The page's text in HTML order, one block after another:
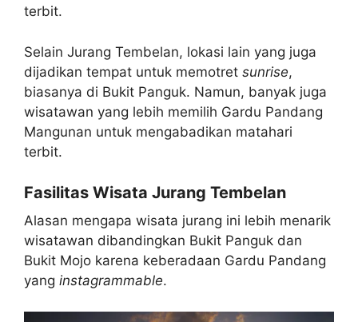
terbit.
Selain Jurang Tembelan, lokasi lain yang juga
dijadikan tempat untuk memotret sunrise,
biasanya di Bukit Panguk. Namun, banyak juga
wisatawan yang lebih memilih Gardu Pandang
Mangunan untuk mengabadikan matahari
terbit.
Fasilitas Wisata Jurang Tembelan
Alasan mengapa wisata jurang ini lebih menarik
wisatawan dibandingkan Bukit Panguk dan
Bukit Mojo karena keberadaan Gardu Pandang
yang instagrammable.